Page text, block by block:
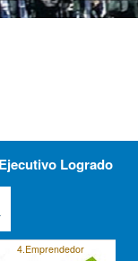
Logrado
4.Emprendedor